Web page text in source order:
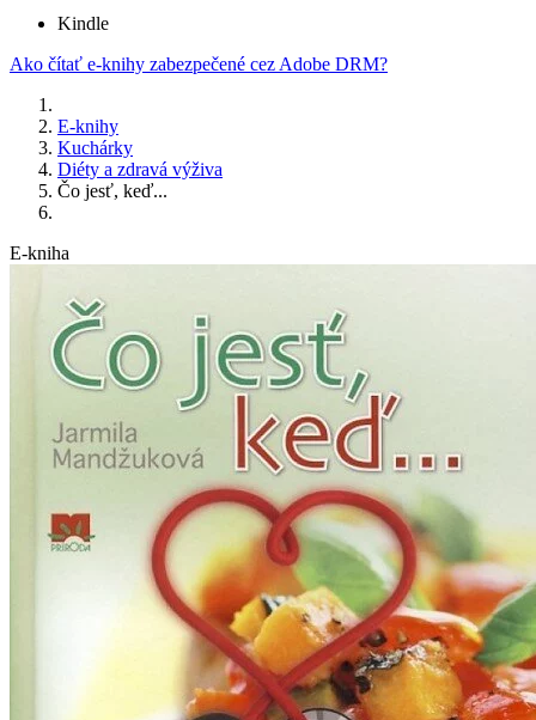
Kindle
Ako čítať e-knihy zabezpečené cez Adobe DRM?
E-knihy
Kuchárky
Diéty a zdravá výživa
Čo jesť, keď...
E-kniha